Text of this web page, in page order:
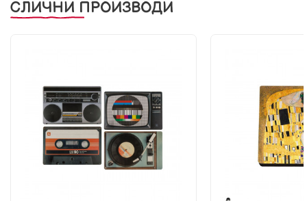
СЛИЧНИ ПРОИЗВОДИ